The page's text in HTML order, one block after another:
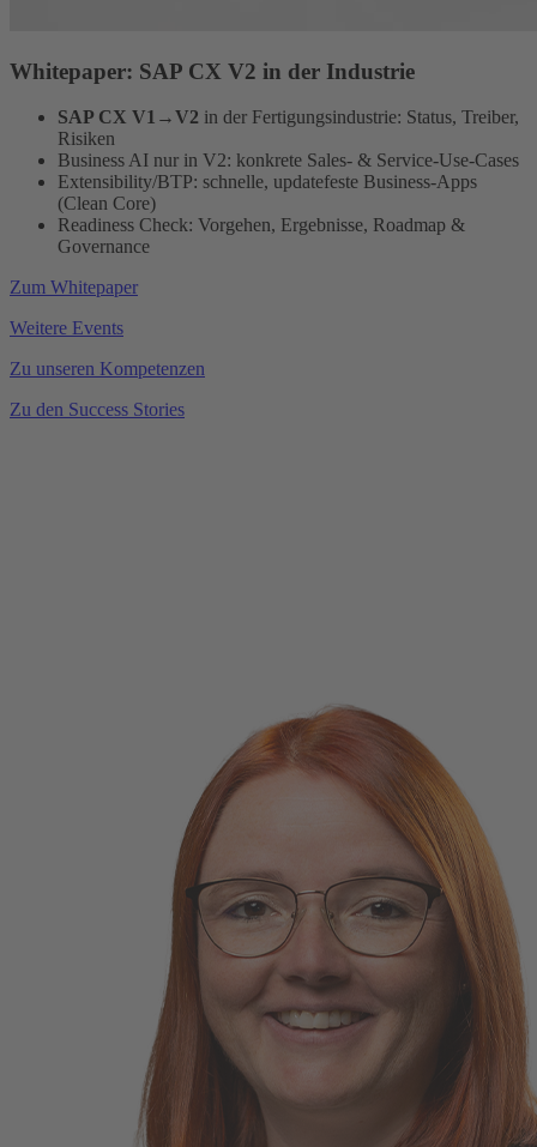
Whitepaper: SAP CX V2 in der Industrie
SAP CX V1→V2 in der Fertigungsindustrie: Status, Treiber,
Risiken
Business AI nur in V2: konkrete Sales- & Service-Use-Cases
Extensibility/BTP: schnelle, updatefeste Business-Apps
(Clean Core)
Readiness Check: Vorgehen, Ergebnisse, Roadmap &
Governance
Zum Whitepaper
Weitere Events
Zu unseren Kompetenzen
Zu den Success Stories